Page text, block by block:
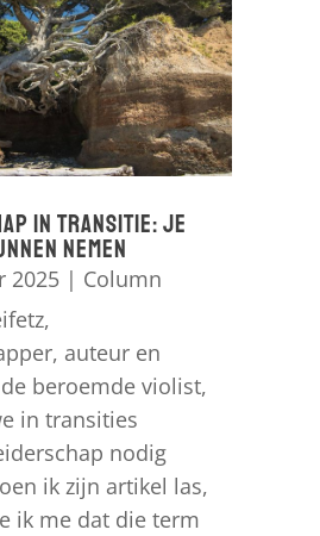
in transitie: je
nemen
2025| Column
auteur en
beroemde violist,
in transities
nodig
ik zijn artikel las,
ik me dat die term